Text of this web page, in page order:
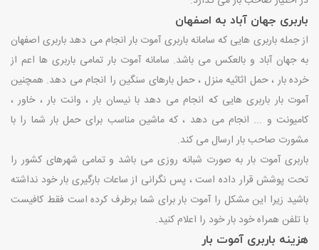
باربری جهان آباد به اصفهان
از جمله باربری هایی که سامانه باربری آموت بار انجام می دهد باربری اصفهان
به جهان آباد و بالعکس می باشد. سامانه آموت بار تمامی باربری ها اعم از
خرده بار ، حمل اثاثیه منزل ، حمل بارهای سنگین را انجام می دهد. همچنین
آموت بار باربری هایی که انجام می دهد با نیسان بار ، وانت بار ، خاور ،
کامیونت و ... انجام می دهد ، که ماشین مناسب برای حمل بار شما را با
مشورت صاحب بار ارسال می کند.
باربری آموت بار به صورت شبانه روزی می باشد و تمامی شهرهای کشور را
تحت پوشش قرار داده است ، پس نگرانی از ساعات بارگیری بار خود نداشته
باشید زیرا این مشکل را آموت بار برای شما برطرف کرده است فقط کافیست
با تلفن همراه خود بار خود را اعلام کنید.
هزینه باربری آموت بار